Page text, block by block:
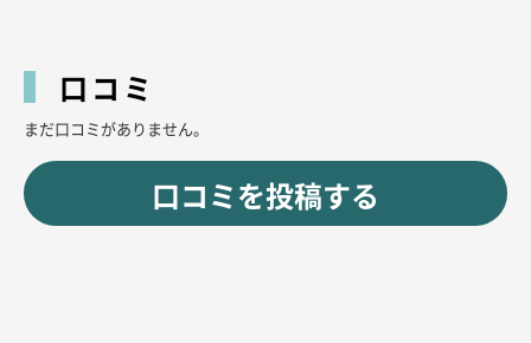
口コミ
まだ口コミがありません。
口コミを投稿する